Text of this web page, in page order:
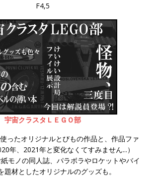
F4,5
宇宙クラスタＬＥＧＯ部
ったオリジナルとびもの作品と、作品ファ
年、2021年と変化なくてすみません...）
モノの同人誌、パラボラやロケットやバイ
題材としたオリジナルのグッズも。